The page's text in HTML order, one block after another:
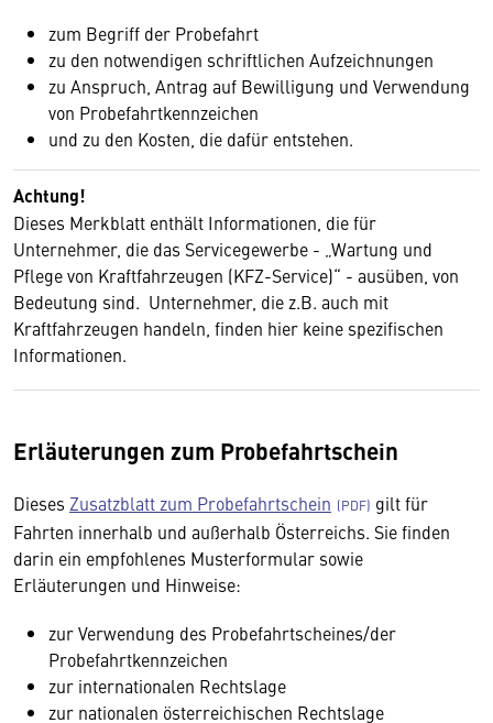
zum Begriff der Probefahrt
zu den notwendigen schriftlichen Aufzeichnungen
zu Anspruch, Antrag auf Bewilligung und Verwendung
von Probefahrtkennzeichen
und zu den Kosten, die dafür entstehen.
Achtung!
Dieses Merkblatt enthält Informationen, die für
Unternehmer, die das Servicegewerbe - „Wartung und
Pflege von Kraftfahrzeugen (KFZ-Service)“ - ausüben, von
Bedeutung sind. Unternehmer, die z.B. auch mit
Kraftfahrzeugen handeln, finden hier keine spezifischen
Informationen.
Erläuterungen zum Probefahrtschein
Dieses Zusatzblatt zum Probefahrtschein
gilt für
Fahrten innerhalb und außerhalb Österreichs. Sie finden
darin ein empfohlenes Musterformular sowie
Erläuterungen und Hinweise:
zur Verwendung des Probefahrtscheines/der
Probefahrtkennzeichen
zur internationalen Rechtslage
zur nationalen österreichischen Rechtslage